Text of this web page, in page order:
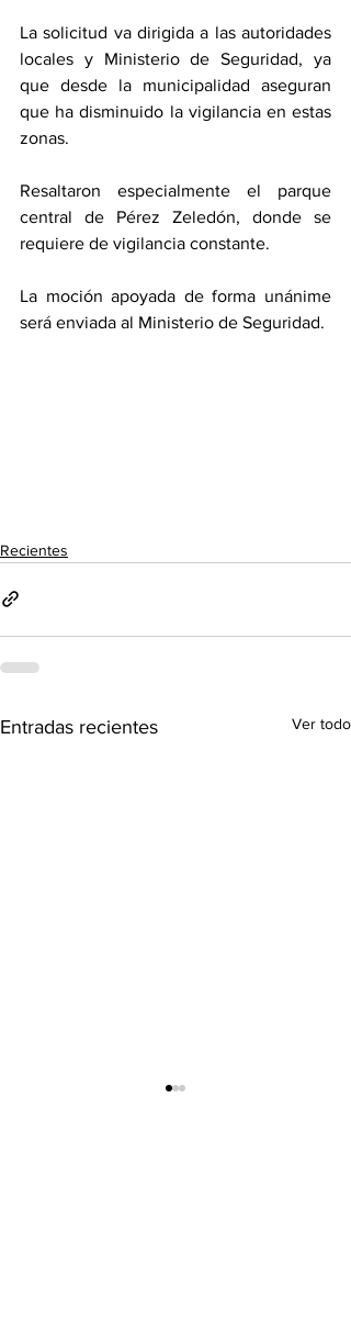
La solicitud va dirigida a las autoridades
locales y Ministerio de Seguridad, ya
que desde la municipalidad aseguran
que ha disminuido la vigilancia en estas
zonas.
Resaltaron especialmente el parque
central de Pérez Zeledón, donde se
requiere de vigilancia constante.
La moción apoyada de forma unánime
será enviada al Ministerio de Seguridad.
Recientes
Entradas recientes Ver todo